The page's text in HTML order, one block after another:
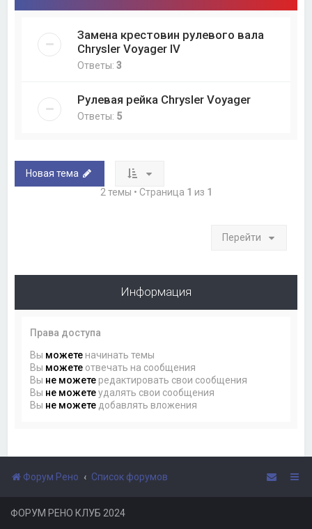
Замена крестовин рулевого вала
Chrysler Voyager IV
Ответы:3
Рулевая рейка Chrysler Voyager
Ответы: 5
Новая тема
2 темы • Страница 1 из 1
Перейти
Информация
Права доступа
Вы можете начинать темы
Вы можете отвечать на сообщения
Вы не можете редактировать свои сообщения
Вы не можетеудалять свои сообщения
Вы не можете добавлять вложения
Форум Рено Список форумов
ФОРУМ РЕНО КЛУБ 2024